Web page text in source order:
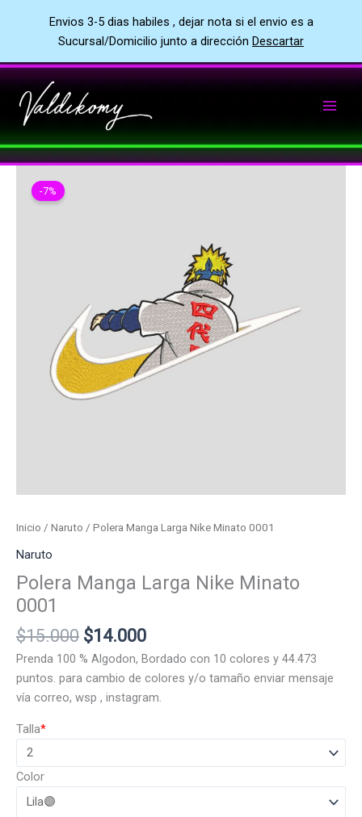
Envios 3-5 dias habiles , dejar nota si el envio es a
Sucursal/Domicilio junto a dirección Descartar
al
contenido
-7%
Inicio / Naruto / Polera Manga Larga Nike Minato 0001
Naruto
Polera Manga Larga Nike Minato
0001
$15.000 El
precio
original
era:
$14.000El
precio
actual
es:
Prenda 100 % Algodon, Bordado con 10 colores y 44.473
puntos. para cambio de colores y/o tamaño enviar mensaje
vía correo, wsp , instagram.
*
Talla
Color